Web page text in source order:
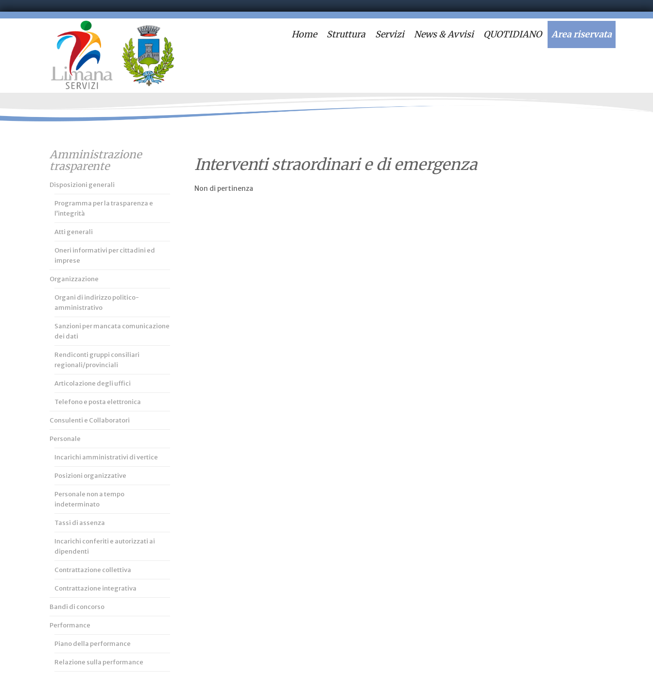
Home Struttura Servizi News & Avvisi QUOTIDIANO Area riservata
Interventi straordinari e di emergenza
Non di pertinenza
Amministrazione
trasparente
Disposizioni generali
Programma per la trasparenza e
l’integrità
Atti generali
Oneri informativi per cittadini ed
imprese
Organizzazione
Organi di indirizzo politico-
amministrativo
Sanzioni per mancata comunicazione
dei dati
Rendiconti gruppi consiliari
regionali/provinciali
Articolazione degli uffici
Telefono e posta elettronica
Consulenti e Collaboratori
Personale
Incarichi amministrativi di vertice
Posizioni organizzative
Personale non a tempo
indeterminato
Tassi di assenza
Incarichi conferiti e autorizzati ai
dipendenti
Contrattazione collettiva
Contrattazione integrativa
Bandi di concorso
Performance
Piano della performance
Relazione sulla performance